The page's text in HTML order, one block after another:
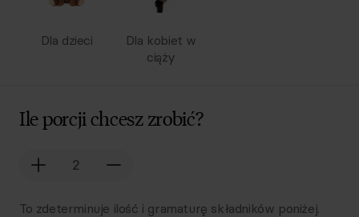
Dla dzieci
Dla kobiet w
ciąży
Ile porcji chcesz zrobić?
To zdeterminuje ilość i gramaturę składników poniżej.